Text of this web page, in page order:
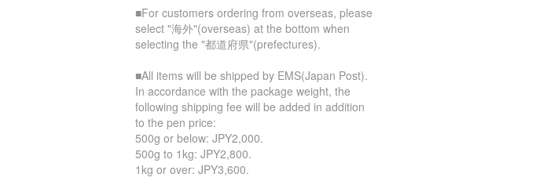
■For customers ordering from overseas, please
select "海外"(overseas) at the bottom when
selecting the "都道府県"(prefectures).
■All items will be shipped by EMS(Japan Post).
In accordance with the package weight, the
following shipping fee will be added in addition
to the pen price:
500g or below: JPY2,000.
500g to 1kg: JPY2,800.
1kg or over: JPY3,600.